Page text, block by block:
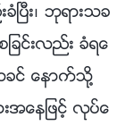
ပီး၊ ဘုရားသခ
ခင္းလည္း ခံရေ
ေနာက္သို႔
ေနျဖင့္ လုပ္ေ